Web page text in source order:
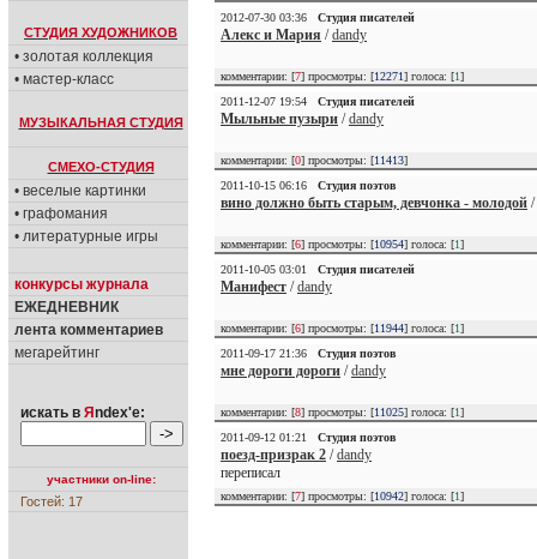
СТУДИЯ ХУДОЖНИКОВ
• золотая коллекция
• мастер-класс
МУЗЫКАЛЬНАЯ СТУДИЯ
СМЕХО-СТУДИЯ
• веселые картинки
• графомания
• литературные игры
конкурсы журнала
ЕЖЕДНЕВНИК
лента комментариев
мегарейтинг
искать в Я ndex'е:
участники on-line:
Гостей: 17
2012-07-30 03:36
Студия писателей
Алекс и Мария /dandy
комментарии: [7] просмотры: [12271] голоса: [1]
2011-12-07 19:54
Студия писателей
Мыльные пузыри /dandy
комментарии: [0] просмотры: [11413]
2011-10-15 06:16
Студия поэтов
вино должно быть старым, девчонка - молодой /
комментарии: [6] просмотры: [10954] голоса: [1]
2011-10-05 03:01
Студия писателей
Манифест /dandy
комментарии: [6] просмотры: [11944] голоса: [1]
2011-09-17 21:36
Студия поэтов
мне дороги дороги /dandy
комментарии: [8] просмотры: [11025] голоса: [1]
2011-09-12 01:21
Студия поэтов
поезд-призрак 2 /dandy
переписал
комментарии: [7] просмотры: [10942] голоса: [1]